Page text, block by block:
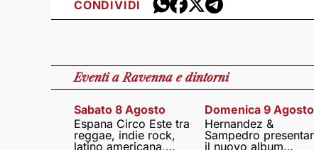
CONDIVIDI
Eventia Ravenna e dintorni
Sabato 8 Agosto
Espana Circo Este tra
reggae, indie rock,
latino americana,
Domenica 9 Agosto
Hernandez &
Sampedro
il nuovo album